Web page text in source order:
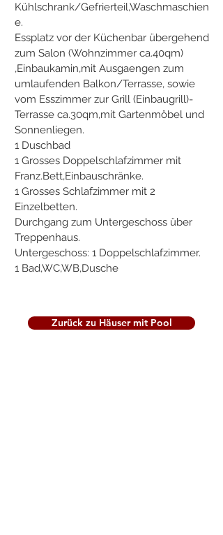
Kühlschrank/Gefrierteil,Waschmaschien
e.
Essplatz vor der Küchenbar übergehend
zum Salon (Wohnzimmer ca.40qm)
,Einbaukamin,mit Ausgaengen zum
umlaufenden Balkon/Terrasse, sowie
vom Esszimmer zur Grill (Einbaugrill)-
Terrasse ca.30qm,mit Gartenmöbel und
Sonnenliegen.
1 Duschbad
1 Grosses Doppelschlafzimmer mit
Franz.Bett,Einbauschränke.
1 Grosses Schlafzimmer mit 2
Einzelbetten.
Durchgang zum Untergeschoss über
Treppenhaus.
Untergeschoss: 1 Doppelschlafzimmer.
1 Bad,WC,WB,Dusche
Zurück zu Häuser mit Pool